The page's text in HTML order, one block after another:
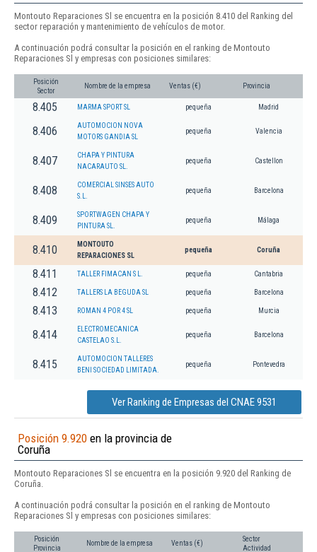
Montouto Reparaciones Sl se encuentra en la posición 8.410 del Ranking del
sector reparación y mantenimiento de vehículos de motor.
A continuación podrá consultar la posición en el ranking de Montouto
Reparaciones Sl y empresas con posiciones similares:
Posición
Sector
Nombre de la empresa Ventas (€) Provincia
8.405 MARMA SPORT SL pequeña Madrid
8.406
AUTOMOCION NOVA
MOTORS GANDIA SL
pequeña Valencia
8.407
CHAPA Y PINTURA
NACARAUTO SL.
pequeña Castellon
8.408
COMERCIAL SINSES AUTO
S.L.
pequeña Barcelona
8.409
SPORTWAGEN CHAPA Y
PINTURA SL.
pequeña Málaga
8.410
MONTOUTO
REPARACIONES SL
pequeña Coruña
8.411 TALLER FIMACAN S L. pequeña Cantabria
8.412 TALLERS LA BEGUDA SL pequeña Barcelona
8.413 ROMAN 4 POR 4 SL pequeña Murcia
8.414
ELECTROMECANICA
CASTELAO S.L.
pequeña Barcelona
8.415
AUTOMOCION TALLERES
BENI SOCIEDAD LIMITADA.
pequeña Pontevedra
Ver Ranking de Empresas del CNAE 9531
Posición 9.920 en la provincia de
Coruña
Montouto Reparaciones Sl se encuentra en la posición 9.920 del Ranking de
Coruña.
A continuación podrá consultar la posición en el ranking de Montouto
Reparaciones Sl y empresas con posiciones similares:
Posición
Provincia
Nombre de la empresa Ventas (€)
Sector
Actividad